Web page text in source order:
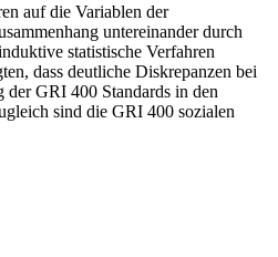
Einfluss äußerer
auf die Variablen der
untereinander durch
statistische Verfahren
dass deutliche Diskrepanzen bei
der GRI 400 Standards in den
sind die GRI 400 sozialen